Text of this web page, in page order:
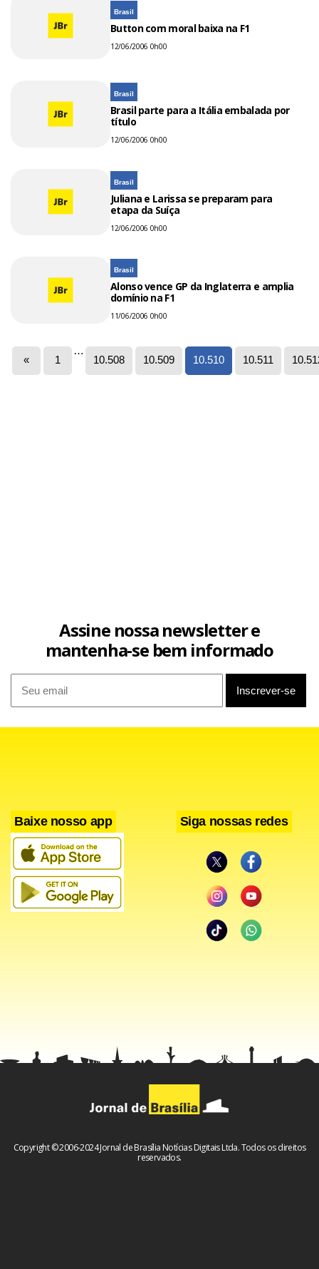
Brasil
Button com moral baixa na F1
12/06/2006 0h00
Brasil
Brasil parte para a Itália embalada por
título
12/06/2006 0h00
Brasil
Juliana e Larissa se preparam para
etapa da Suíça
12/06/2006 0h00
Brasil
Alonso vence GP da Inglaterra e amplia
domínio na F1
11/06/2006 0h00
« 1
…
10.508 10.509 10.510 10.511
Assine nossa newsletter e
mantenha-se bem informado
Baixe nosso app Siga nossas redes
Copyright © 2006-2024 Jornal de Brasília Notícias Digitais Ltda. Todos os direitos
reservados.